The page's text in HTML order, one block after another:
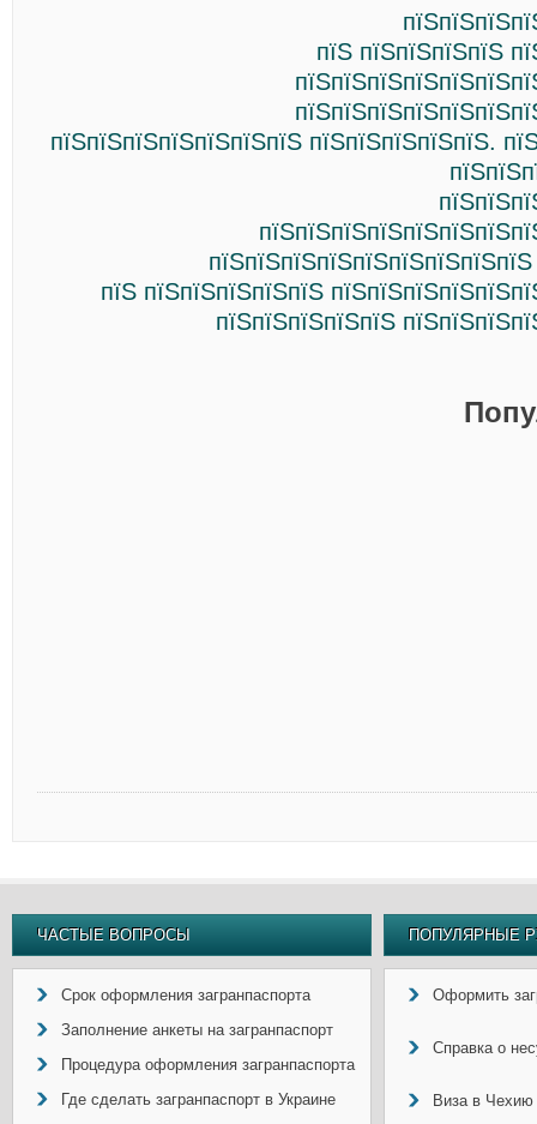
пїЅ пїЅпїЅпїЅпїЅ
пїЅпїЅпїЅпїЅпїЅпїЅпїЅ пїЅпїЅпїЅпїЅпїЅ.
пїЅ пїЅпїЅпїЅпїЅпїЅ
пїЅпїЅпїЅпїЅпїЅ
ЧАСТЫЕ ВОПРОСЫ
Срок оформления загранпаспорта
Заполнение анкеты на загранпаспорт
Процедура оформления загранпаспорта
Где сделать загранпаспорт в Украине
ПОПУЛЯРНЫЕ
Оформить
Справка о
Виза в Чехию